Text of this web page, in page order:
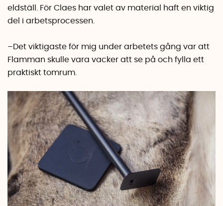
eldställ. För Claes har valet av material haft en viktig
del i arbetsprocessen.
–Det viktigaste för mig under arbetets gång var att
Flamman skulle vara vacker att se på och fylla ett
praktiskt tomrum.